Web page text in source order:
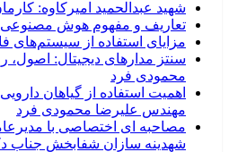
شهید عبدالحمید امیرکاوه:
تعاریف و مفهوم هوش
مزایای استفاده از سیستم‌های
سنتز مدارهای دیجیتال: اصول،
محمودی فرد
اهمیت استفاده از گیاهان
مهندس علیرضا محمودی فرد
مصاحبه ای اختصاصی با
شهدینه سازان شفابخش جناب